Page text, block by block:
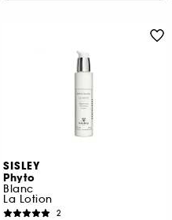
SISLEY
Phyto
Blanc
La Lotion
2